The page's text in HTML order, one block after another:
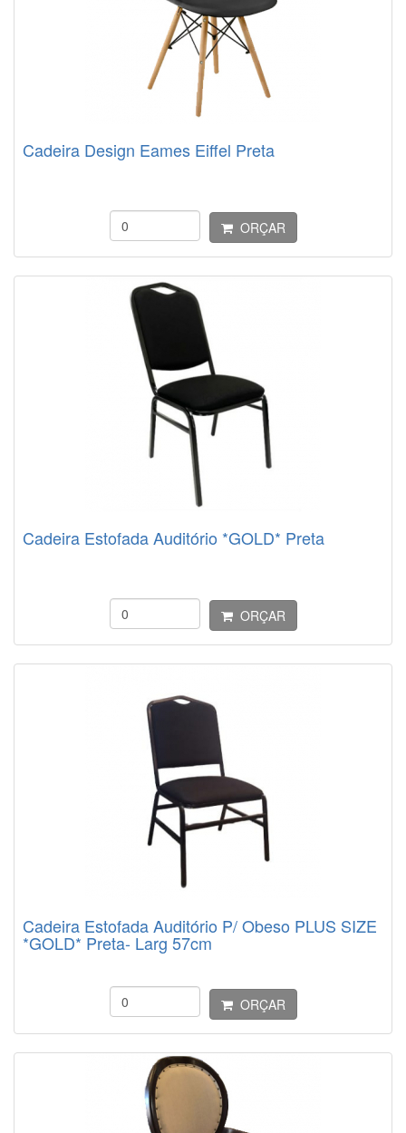
Cadeira Design Eames Eiffel Preta
ORÇAR
Cadeira Estofada Auditório *GOLD* Preta
ORÇAR
Cadeira Estofada Auditório P/ Obeso PLUS SIZE
*GOLD* Preta- Larg 57cm
ORÇAR